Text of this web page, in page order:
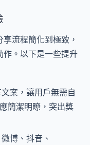
流程簡化到極致，
作。以下是一些提升
案，讓用戶無需自
簡潔明瞭，突出獎
博、抖音、